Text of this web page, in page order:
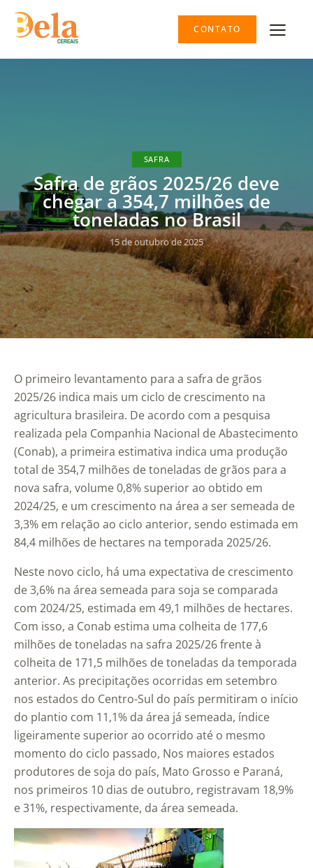
CONTATO
SAFRA
Safra de grãos 2025/26 deve
chegar a 354,7 milhões de
toneladas no Brasil
15 de outubro de 2025
O primeiro levantamento para a safra de grãos
2025/26 indica mais um ciclo de crescimento na
agricultura brasileira. De acordo com a pesquisa
realizada pela Companhia Nacional de Abastecimento
(Conab), a primeira estimativa indica uma produção
total de 354,7 milhões de toneladas de grãos para a
nova safra, volume 0,8% superior ao obtido em
2024/25, e um crescimento na área a ser semeada de
3,3% em relação ao ciclo anterior, sendo estimada em
84,4 milhões de hectares na temporada 2025/26.
Neste novo ciclo, há uma expectativa de crescimento
de 3,6% na área semeada para soja se comparada
com 2024/25, estimada em 49,1 milhões de hectares.
Com isso, a Conab estima uma colheita de 177,6
milhões de toneladas na safra 2025/26 frente à
colheita de 171,5 milhões de toneladas da temporada
anterior. As precipitações ocorridas em setembro
nos estados do Centro-Sul do país permitiram o início
do plantio com 11,1% da área já semeada, índice
ligeiramente superior ao ocorrido até o mesmo
momento do ciclo passado, Nos maiores estados
produtores de soja do país, Mato Grosso e Paraná,
nos primeiros 10 dias de outubro, registravam 18,9%
e 31%, respectivamente, da área semeada.